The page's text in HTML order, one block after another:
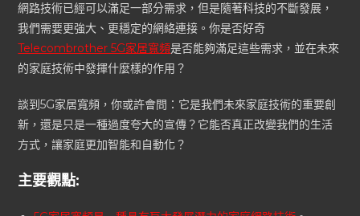
網路技術已經可以滿足一部分需求，但是隨著科技的不斷發展，
我們需要更強大、更穩定的網絡連接。你是否好奇
Telecombrother 5G家居寬頻是否能夠滿足這些需求，並在未來
的家庭技術中發揮什麼樣的作用？
談到5G家居寬頻，你或許會問：它是我們未來家庭技術的重要創
新，還是只是一種過度夸大的宣傳？它能否真正改變我們的生活
方式，讓家庭更加智能和自動化？
主要觀點: